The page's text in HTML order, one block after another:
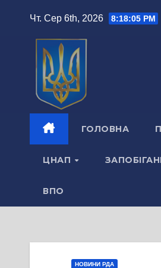
Чт. Сер 6th, 2026 8:18:06 PM
ГОЛОВНА
ЦНАП
ВПО
НОВИНИ РДА